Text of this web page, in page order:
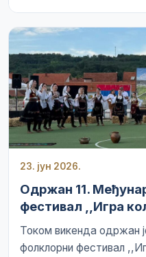
23. јун 2026.
Одржан 11.
фестивал ,,Игра
Током викенда одржан
фолклорни фестивал